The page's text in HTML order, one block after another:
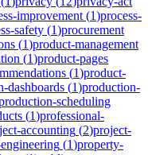
improvement (1)process-
safety (1)procurement
(1)product-management
(1)product-pages
(1)product-
dashboards (1)production-
scheduling
(1)professional-
accounting (2)project-
(1)property-